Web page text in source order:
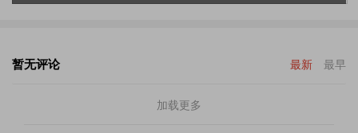
暂无评论 最新 最早
加载更多